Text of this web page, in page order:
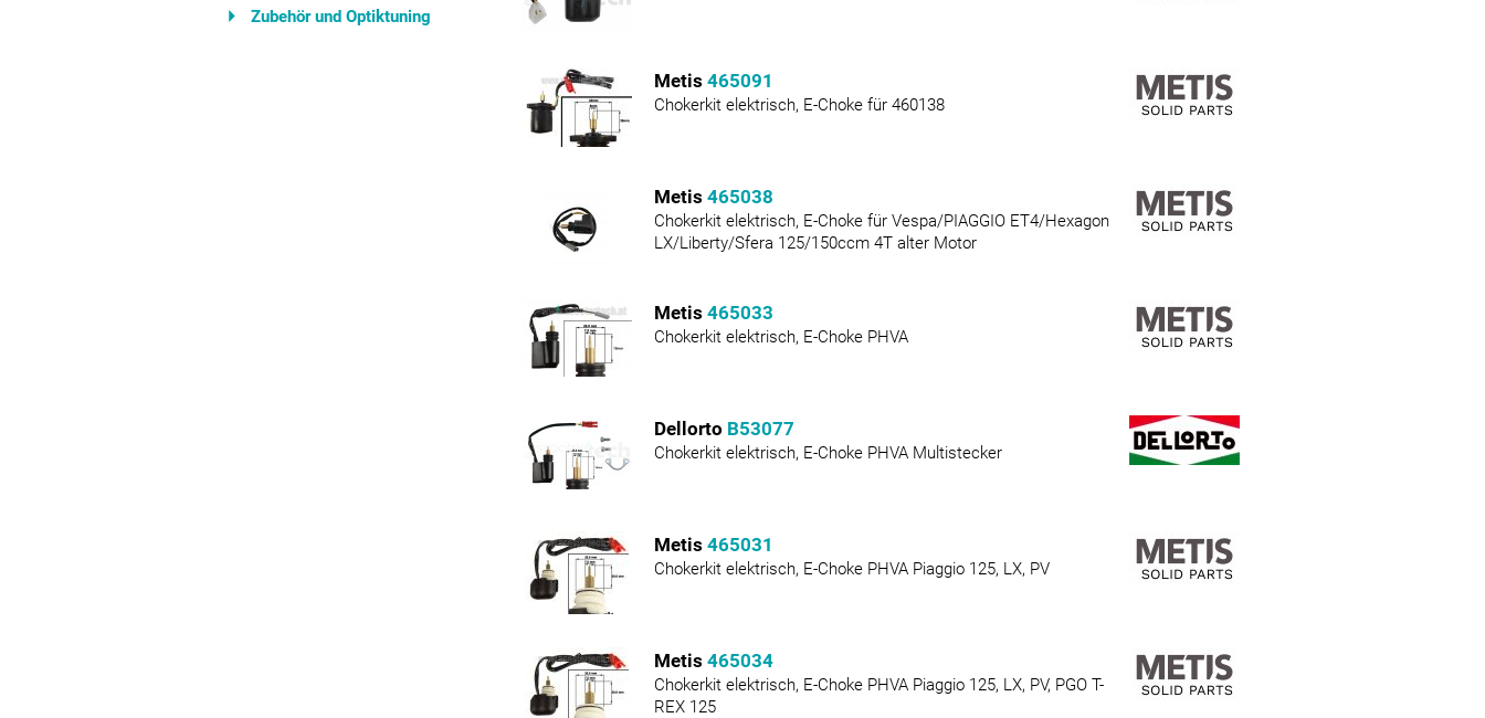
Zubehör und Optiktuning
Metis 465091
Chokerkit elektrisch, E-Choke für 460138
Metis 465038
Chokerkit elektrisch, E-Choke für Vespa/PIAGGIO ET4/Hexagon
LX/Liberty/Sfera 125/150ccm 4T alter Motor
Metis 465033
Chokerkit elektrisch, E-Choke PHVA
Dellorto B53077
Chokerkit elektrisch, E-Choke PHVA Multistecker
Metis 465031
Chokerkit elektrisch, E-Choke PHVA Piaggio 125, LX, PV
Metis 465034
Chokerkit elektrisch, E-Choke PHVA Piaggio 125, LX, PV, PGO T-
REX 125